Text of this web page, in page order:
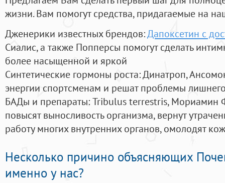
жизни. Вам помогут средства, придагаемые на
Дженерики известных брендов:Дапоксетин с
Сиалис, а также Попперсы помогут сделать
более насыщенной и яркой
Синтетические гормоны роста: Динатроп,
энергии спортсменам и решат проблемы
БАДы и препараты:Tribulus terrestris, Мориамин
повысят выносливость организма, вернут
работу многих внутренних органов, омолодят
Несколько причино объясняющих
именно у нас?